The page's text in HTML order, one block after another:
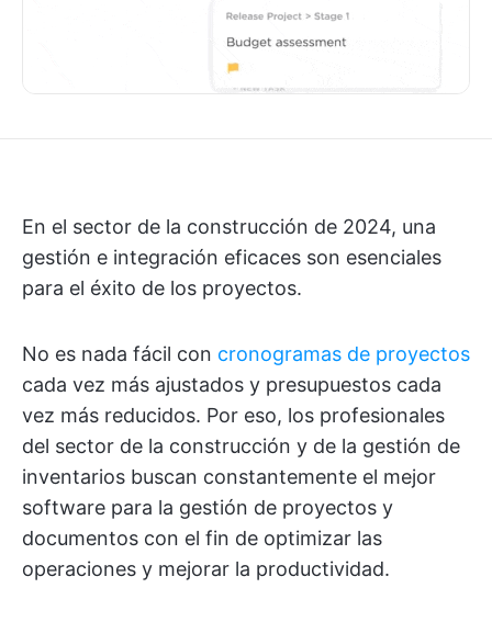
En el sector de la construcción de 2024, una
gestión e integración eficaces son esenciales
para el éxito de los proyectos.
No es nada fácil con cronogramas de proyectos
cada vez más ajustados y presupuestos cada
vez más reducidos. Por eso, los profesionales
del sector de la construcción y de la gestión de
inventarios buscan constantemente el mejor
software para la gestión de proyectos y
documentos con el fin de optimizar las
operaciones y mejorar la productividad.